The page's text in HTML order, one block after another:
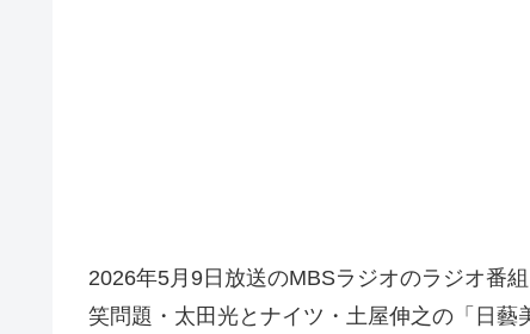
2026年5月9日放送のMBSラジオのラジオ番
笑問題・太田光とナイツ・土屋伸之の「日